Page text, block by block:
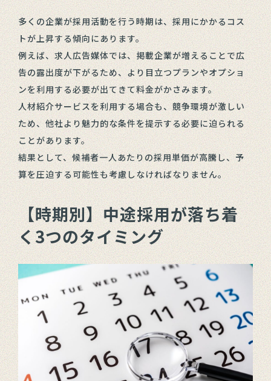
多くの企業が採用活動を行う時期は、採用にかかるコス
トが上昇する傾向にあります。
例えば、求人広告媒体では、掲載企業が増えることで広
告の露出度が下がるため、より目立つプランやオプショ
ンを利用する必要が出てきて料金がかさみます。
人材紹介サービスを利用する場合も、競争環境が激しい
ため、他社より魅力的な条件を提示する必要に迫られる
ことがあります。
結果として、候補者一人あたりの採用単価が高騰し、予
算を圧迫する可能性も考慮しなければなりません。
【時期別】中途採用が落ち着
く3つのタイミング